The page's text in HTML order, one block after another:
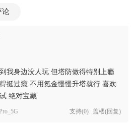
论
我身边没人玩 但塔防做得特别上瘾
挺过瘾 不用氪金慢慢升塔就行 喜欢
绝对宝藏
支持(0) 盖楼(回复)